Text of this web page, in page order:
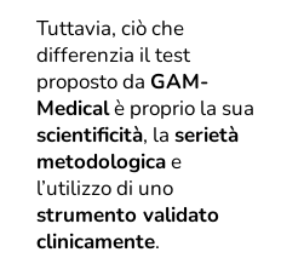
Tuttavia, ciò che
differenzia il test
proposto da GAM-
Medicalè proprio la sua
scientificità, la serietà
metodologicae
l’utilizzo di uno
strumento validato
clinicamente.